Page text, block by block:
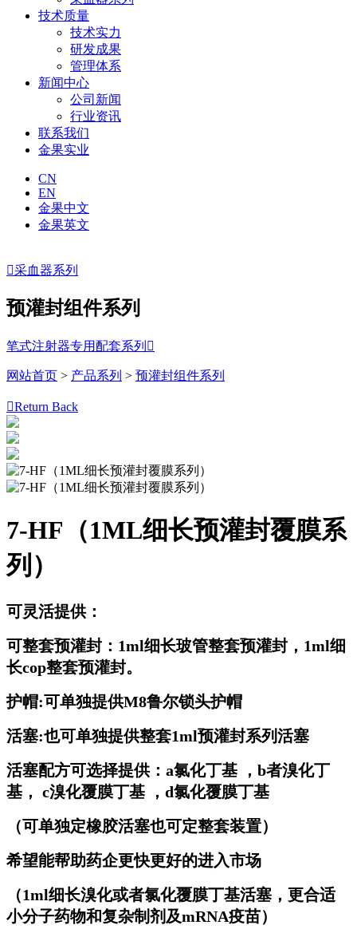
技术质量
技术实力
研发成果
管理体系
新闻中心
公司新闻
行业资讯
联系我们
金果实业
CN
EN
金果中文
金果英文
采血器系列
预灌封组件系列
笔式注射器专用配套系列 
网站首页 > 产品系列 > 预灌封组件系列
Return Back
7-HF（1ML细长预灌封覆膜系
列）
可灵活提供：
可整套预灌封：1ml细长玻管整套预灌封，1ml细
长cop整套预灌封。
护帽:可单独提供M8鲁尔锁头护帽
活塞:也可单独提供整套1ml预灌封系列活塞
活塞配方可选择提供：a氯化丁基 ，b者溴化丁
基， c溴化覆膜丁基 ，d氯化覆膜丁基
（可单独定橡胶活塞也可定整套装置）
希望能帮助药企更快更好的进入市场
（1ml细长溴化或者氯化覆膜丁基活塞，更合适
小分子药物和复杂制剂及mRNA疫苗）